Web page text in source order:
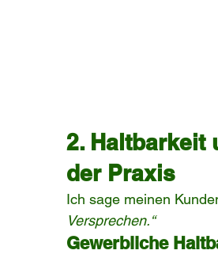
2. Haltbarkeit
der Praxis
Ich sage meinen
Versprechen.“
Gewerbliche